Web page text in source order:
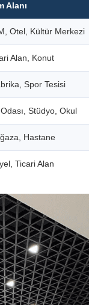
Alanı
Otel, Kültür Merkezi
Alan, Konut
Spor Tesisi
Stüdyo, Okul
Hastane
Ticari Alan